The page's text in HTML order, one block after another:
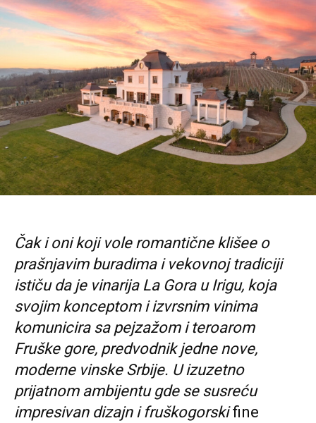
Čak i oni koji vole romantične klišee o
prašnjavim buradima i vekovnoj tradiciji
ističu da je vinarija La Gora u Irigu, koja
svojim konceptom i izvrsnim vinima
komunicira sa pejzažom i teroarom
Fruške gore, predvodnik jedne nove,
moderne vinske Srbije. U izuzetno
prijatnom ambijentu gde se susreću
impresivan dizajn i fruškogorskifine